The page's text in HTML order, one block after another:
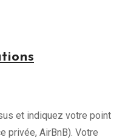
et indiquez votre point
privée, AirBnB). Votre